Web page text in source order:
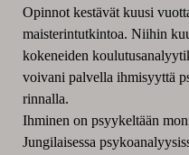
Opinnot kestävät kuusi
maisterintutkintoa. Niihin
kokeneiden
voivani palvella ihmisyyttä
rinnalla.
Ihminen on psyykeltään
Jungilaisessa